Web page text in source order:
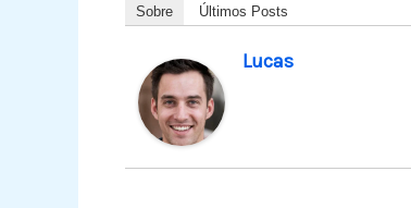
Sobre Últimos Posts
Lucas